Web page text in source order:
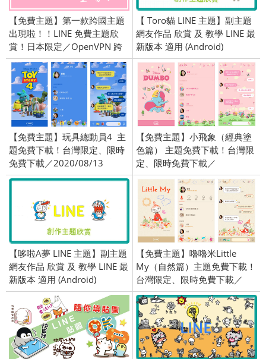
【免費主題】第一款跨國主題
出現啦！！LINE 免費主題欣
賞！日本限定／OpenVPN 跨
區／綁門號／2015/3/5
【 Toro貓 LINE 主題】副主題
網友作品 欣賞 及 教學 LINE 最
新版本 適用 (Android)
【免費主題】玩具總動員4 主
題免費下載！台灣限定、限時
免費下載／2020/08/13
【免費主題】小飛象（經典塗
色篇） 主題免費下載！台灣限
定、限時免費下載／
2020/07/24
【哆啦A夢 LINE 主題】副主題
網友作品 欣賞 及 教學 LINE 最
新版本 適用 (Android)
【免費主題】嚕嚕米Little
My（自然篇）主題免費下載！
台灣限定、限時免費下載／
2020/11/5